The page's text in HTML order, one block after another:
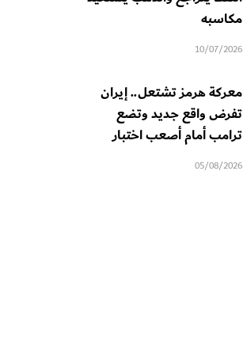
مكاسبه
10/07/2026
معركة هرمز تشتعل.. إيران
تفرض واقع جديد وتضع
ترامب أمام أصعب اختبار
05/08/2026